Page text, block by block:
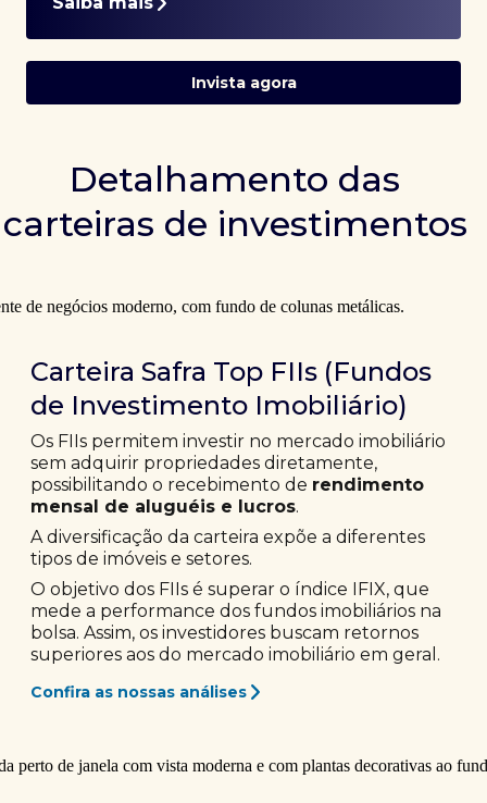
Invista agora
Detalhamento das
carteiras de investimentos
Carteira Safra Top FIIs (Fundos
de Investimento Imobiliário)
Os FIIs permitem investir no mercado imobiliário
sem adquirir propriedades diretamente,
possibilitando o recebimento de rendimento
mensal de aluguéis e lucros.
A diversificação da carteira expõe a diferentes
tipos de imóveis e setores.
O objetivo dos FIIs é superar o índice IFIX, que
mede a performance dos fundos imobiliários na
bolsa. Assim, os investidores buscam retornos
superiores aos do mercado imobiliário em geral.
Confira as nossas análises